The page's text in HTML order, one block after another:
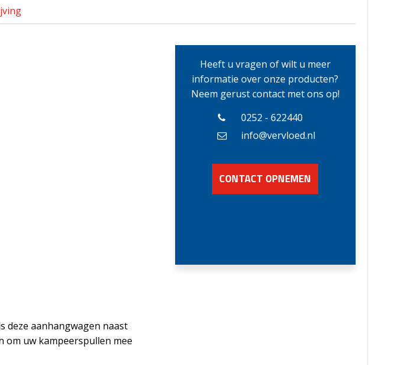
deze aanhangwagen naast
om uw kampeerspullen mee
Heeft u vragen of wilt u meer
informatie over onze producten?
Neem gerust contact met ons op!
0252 - 622440
info@vervloed.nl
CONTACT OPNEMEN